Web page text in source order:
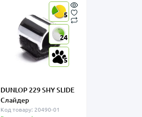
5
24
5
DUNLOP 229 SHY SLIDE
Слайдер
Код товару: 20490-01